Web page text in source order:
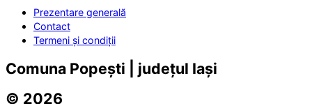
Prezentare generală
Contact
Termeni și condiții
Comuna Popești | județul Iași
© 2026